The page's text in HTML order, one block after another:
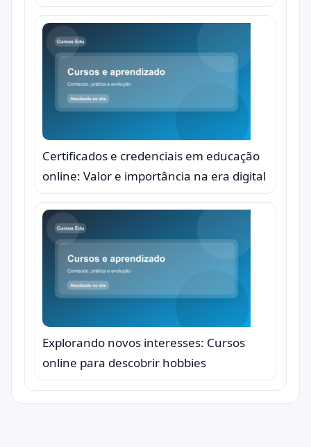
Certificados e credenciais em educação
online: Valor e importância na era digital
Explorando novos interesses: Cursos
online para descobrir hobbies